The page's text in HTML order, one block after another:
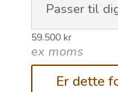
Passer til
59.500 kr
ex moms
Er dette